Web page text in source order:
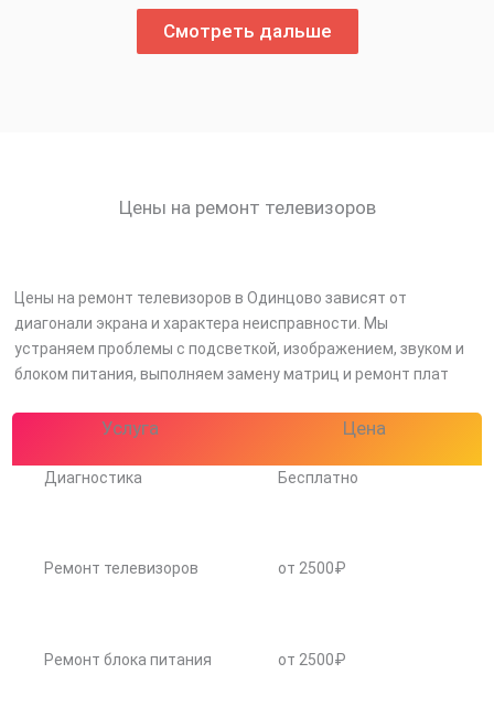
Смотреть дальше
Цены на ремонт телевизоров
Цены на ремонт телевизоров в Одинцово зависят от
диагонали экрана и характера неисправности. Мы
устраняем проблемы с подсветкой, изображением, звуком и
блоком питания, выполняем замену матриц и ремонт плат
Услуга Цена
Диагностика Бесплатно
Ремонт телевизоров от 2500₽
Ремонт блока питания от 2500₽